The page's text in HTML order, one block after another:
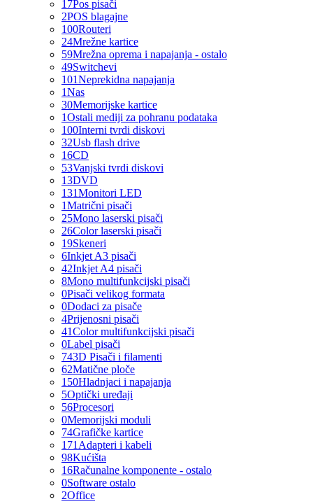
17Pos pisači
2POS blagajne
100Routeri
24Mrežne kartice
59Mrežna oprema i napajanja - ostalo
49Switchevi
101Neprekidna napajanja
1Nas
30Memorijske kartice
1Ostali mediji za pohranu podataka
100Interni tvrdi diskovi
32Usb flash drive
16CD
53Vanjski tvrdi diskovi
13DVD
131Monitori LED
1Matrični pisači
25Mono laserski pisači
26Color laserski pisači
19Skeneri
6Inkjet A3 pisači
42Inkjet A4 pisači
8Mono multifunkcijski pisači
0Pisači velikog formata
0Dodaci za pisače
4Prijenosni pisači
41Color multifunkcijski pisači
0Label pisači
743D Pisači i filamenti
62Matične ploče
150Hladnjaci i napajanja
5Optički uređaji
56Procesori
0Memorijski moduli
74Grafičke kartice
171 Adapteri i kabeli
98Kućišta
16Računalne komponente - ostalo
0Software ostalo
2Office